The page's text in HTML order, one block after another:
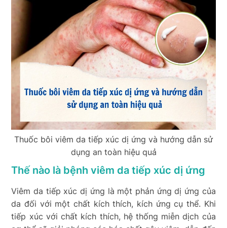
Thuốc bôi viêm da tiếp xúc dị ứng và hướng dẫn sử
dụng an toàn hiệu quả
Thế nào là bệnh viêm da tiếp xúc dị ứng
Viêm da tiếp xúc dị ứng là một phản ứng dị ứng của
da đối với một chất kích thích, kích ứng cụ thể. Khi
tiếp xúc với chất kích thích, hệ thống miễn dịch của